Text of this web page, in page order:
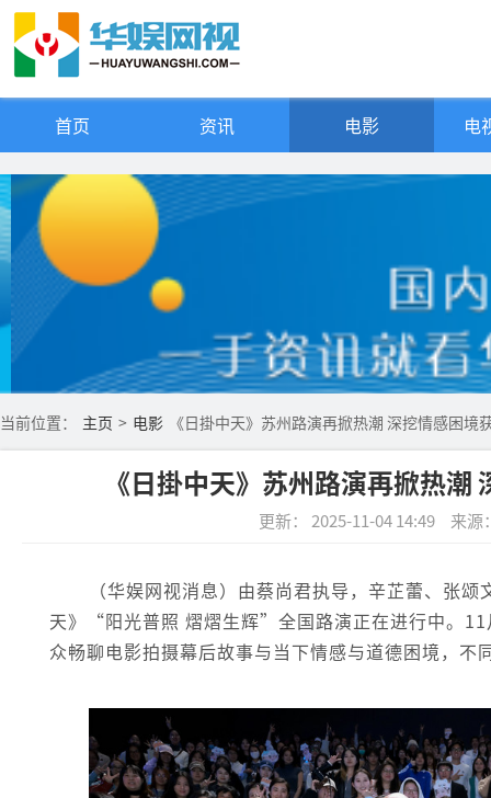
首页 资讯 电影 电
当前位置： 主页 > 电影 《日掛中天》苏州路演再掀热潮 深挖情感困
《日掛中天》苏州路演再掀热
更新： 2025-11-04 14:49 来源
（华娱网视消息）由蔡尚君执导，辛芷蕾、张
天》“阳光普照 熠熠生辉”全国路演正在进行中。
众畅聊电影拍摄幕后故事与当下情感与道德困境，不